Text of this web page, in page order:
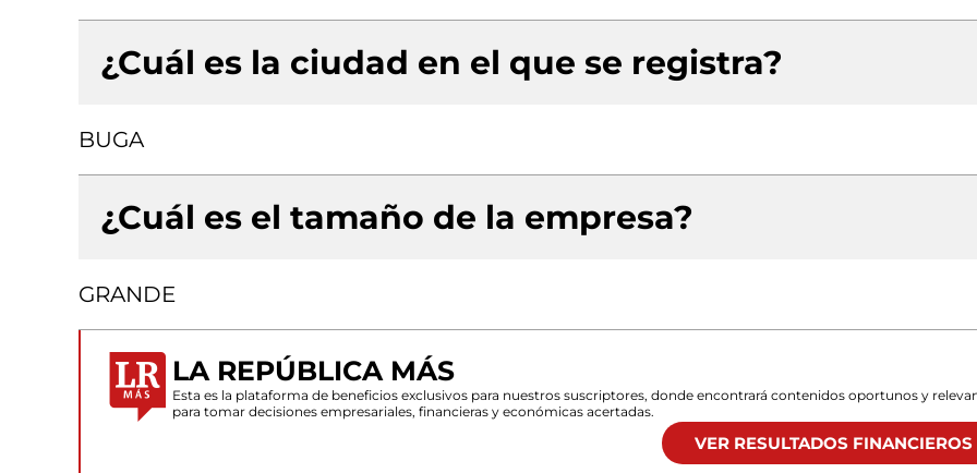
¿Cuál es la ciudad en el que se registra?
BUGA
¿Cuál es el tamaño de la empresa?
GRANDE
LA REPÚBLICA MÁS
Esta es la plataforma de beneficios exclusivos para nuestros suscriptores, donde encontrará contenidos oportunos y
para tomar decisiones empresariales, financieras y económicas acertadas.
VER RESULTADOS FINANCIEROS